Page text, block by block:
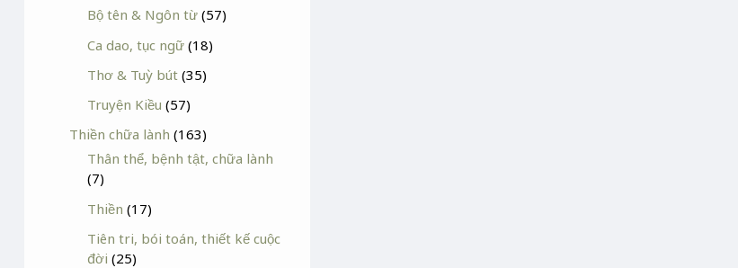
Bộ tên & Ngôn từ (57)
Ca dao, tục ngữ (18)
Thơ & Tuỳ bút (35)
Truyện Kiều (57)
Thiền chữa lành (163)
Thân thể, bệnh tật, chữa lành
(7)
Thiền (17)
Tiên tri, bói toán, thiết kế cuộc
đời (25)